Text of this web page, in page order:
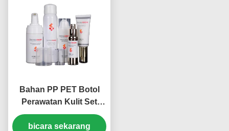
Bahan PP PET Botol
Perawatan Kulit Set
Kombinasi 15ml 30ml
50ml 100ml (MC-302)
bicara sekarang